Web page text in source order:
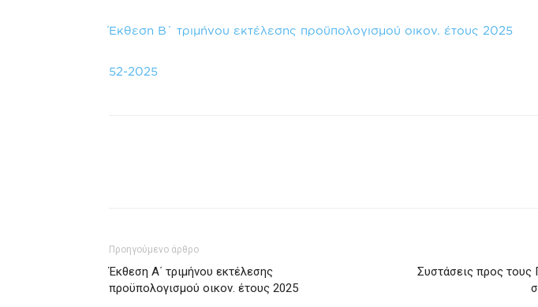
Έκθεση Β΄ τριμήνου εκτέλεσης προϋπολογισμού οικον. έτους 2025
52-2025
Προηγούμενο άρθρο
Έκθεση Α΄ τριμήνου εκτέλεσης
προϋπολογισμού οικον. έτους 2025
Συστάσεις προς τους